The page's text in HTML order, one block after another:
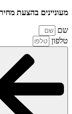
מעוניינים בהצעת
שם
טלפון